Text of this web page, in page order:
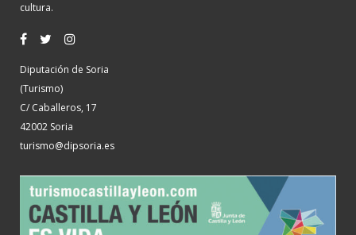
cultura.
Diputación de Soria
(Turismo)
C/ Caballeros, 17
42002 Soria
turismo@dipsoria.es